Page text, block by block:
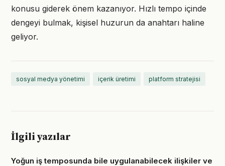
konusu giderek önem kazanıyor. Hızlı tempo içinde
dengeyi bulmak, kişisel huzurun da anahtarı haline
geliyor.
sosyal medya yönetimi içerik üretimi platform stratejisi
İlgili yazılar
Yoğun iş temposunda bile uygulanabilecek ilişkiler ve